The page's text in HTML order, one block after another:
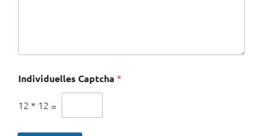
Individuelles Captcha *
12 * 12 =